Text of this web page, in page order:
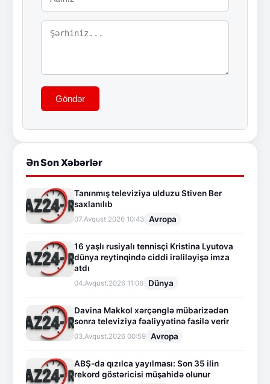
Göndər
Ən Son Xəbərlər
Tanınmış televiziya ulduzu Stiven Ber
saxlanılıb
07.Avqust.2026 10:43 Avropa
16 yaşlı rusiyalı tennisçi Kristina Lyutova
dünya reytinqində ciddi irəliləyişə imza
atdı
04.Avqust.2026 11:06 Dünya
Davina Makkol xərçənglə mübarizədən
sonra televiziya fəaliyyətinə fasilə verir
03.Avqust.2026 00:59 Avropa
ABŞ-da qızılca yayılması: Son 35 ilin
rekord göstəricisi müşahidə olunur